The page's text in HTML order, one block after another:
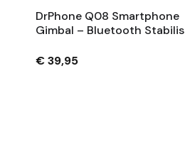
DrPhone Q08 Smartphone
Gimbal – Bluetooth
Zwart
€ 39,95